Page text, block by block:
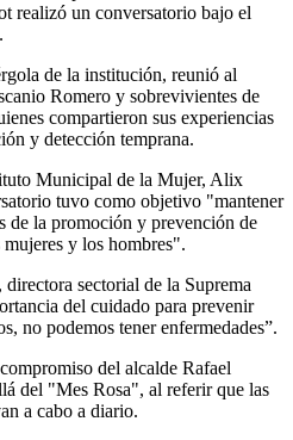
realizó un conversatorio bajo el
de la institución, reunió al
Romero y sobrevivientes de
compartieron sus experiencias
y detección temprana.
Municipal de la Mujer, Alix
tuvo como objetivo "mantener
de la promoción y prevención de
y los hombres".
sectorial de la Suprema
del cuidado para prevenir
no podemos tener enfermedades”.
del alcalde Rafael
del "Mes Rosa", al referir que las
a cabo a diario.